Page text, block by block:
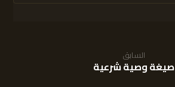
السابق
صيغة وصية شرعية